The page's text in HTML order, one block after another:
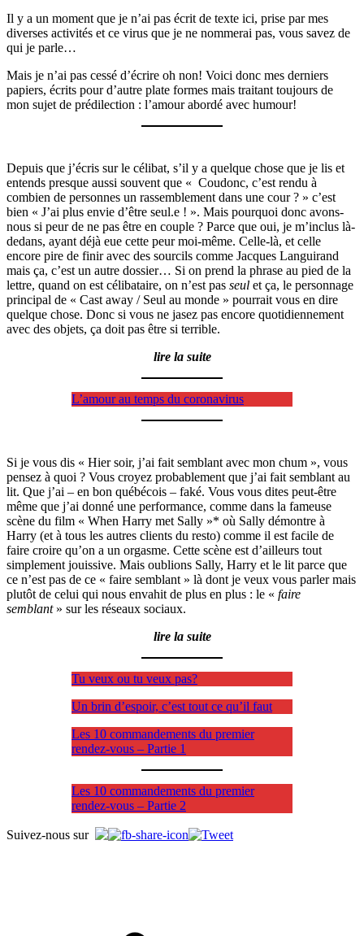
Il y a un moment que je n’ai pas écrit de texte ici, prise par mes
diverses activités et ce virus que je ne nommerai pas, vous savez de
qui je parle…
Mais je n’ai pas cessé d’écrire oh non! Voici donc mes derniers
papiers, écrits pour d’autre plate formes mais traitant toujours de
mon sujet de prédilection : l’amour abordé avec humour!
Depuis que j’écris sur le célibat, s’il y a quelque chose que je lis et
entends presque aussi souvent que « Coudonc, c’est rendu à
combien de personnes un rassemblement dans une cour ? » c’est
bien « J’ai plus envie d’être seul.e ! ». Mais pourquoi donc avons-
nous si peur de ne pas être en couple ? Parce que oui, je m’inclus là-
dedans, ayant déjà eue cette peur moi-même. Celle-là, et celle
encore pire de finir avec des sourcils comme Jacques Languirand
mais ça, c’est un autre dossier… Si on prend la phrase au pied de la
lettre, quand on est célibataire, on n’est pas seul et ça, le personnage
principal de « Cast away / Seul au monde » pourrait vous en dire
quelque chose. Donc si vous ne jasez pas encore quotidiennement
avec des objets, ça doit pas être si terrible.
lire la suite
L’amour au temps du coronavirus
Si je vous dis « Hier soir, j’ai fait semblant avec mon chum », vous
pensez à quoi ? Vous croyez probablement que j’ai fait semblant au
lit. Que j’ai – en bon québécois – faké. Vous vous dites peut-être
même que j’ai donné une performance, comme dans la fameuse
scène du film « When Harry met Sally »* où Sally démontre à
Harry (et à tous les autres clients du resto) comme il est facile de
faire croire qu’on a un orgasme. Cette scène est d’ailleurs tout
simplement jouissive. Mais oublions Sally, Harry et le lit parce que
ce n’est pas de ce « faire semblant » là dont je veux vous parler mais
plutôt de celui qui nous envahit de plus en plus : le « faire
semblant» sur les réseaux sociaux.
lire la suite
Tu veux ou tu veux pas?
Un brin d’espoir, c’est tout ce qu’il faut
Les 10 commandements du premier
rendez-vous – Partie 1
Les 10 commandements du premier
rendez-vous – Partie 2
Suivez-nous sur